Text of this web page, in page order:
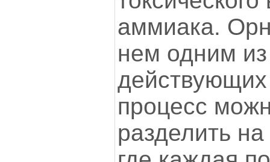
аммиака.
нем одним
процесс
разделить